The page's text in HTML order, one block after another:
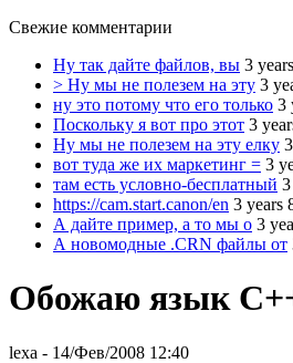
Свежие комментарии
Ну так дайте файлов, вы 3
> Ну мы не полезем на эту 3
ну это потому что его только 3
Поскольку я вот про этот 3
Ну мы не полезем на эту елку
вот туда же их маркетинг = 3
там есть условно-бесплатный
https://cam.start.canon/en 3 years
А дайте пример, а то мы о 3
А новомодные .CRN файлы от
Обожаю язык
lexa - 14/Фев/2008 12:40